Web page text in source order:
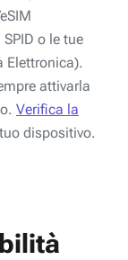
o le tue
Elettronica).
attivarla
Verifica la
dispositivo.